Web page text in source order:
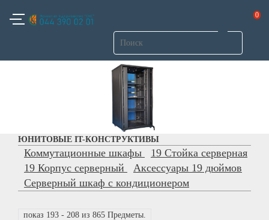
0
ЮНИТОВЫЕ IT-КОНСТРУКТИВЫ
Коммутационные шкафы
19 Стойка серверная
19 Корпус серверный
Аксессуары 19 дюймов
Серверный шкаф с кондиционером
показ 193 - 208 из 865 Предметы.